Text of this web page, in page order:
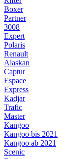
Boxer
Partner
3008
Expert
Polaris
Renault
Alaskan
Captur
Espace
Express
Kadjar
Trafic
Master
Kangoo
Kangoo bis 2021
Kangoo ab 2021
Scenic